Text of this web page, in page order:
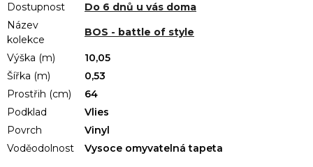
Dostupnost
Do 6 dnů u vás doma
Název
kolekce
BOS - battle of style
Výška (m)
10,05
Šířka (m)
0,53
Prostřih (cm)
64
Podklad
Vlies
Povrch
Vinyl
Voděodolnost
Vysoce omyvatelná tapeta